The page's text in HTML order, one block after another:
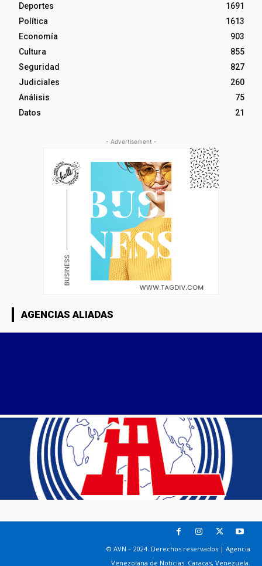
Deportes
1691
Política
1613
Economía
903
Cultura
855
Seguridad
827
Judiciales
260
Análisis
75
Datos
21
- Advertisement -
AGENCIAS ALIADAS
© AVN – 2024. Derechos reservados | Agencia
Venezolana de Noticias. Caracas, Venezuela.